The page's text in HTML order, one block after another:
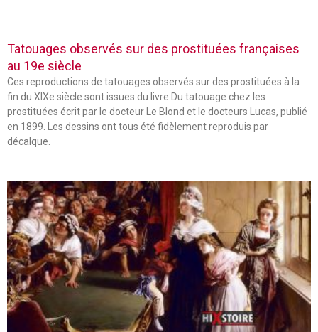
Tatouages observés sur des prostituées françaises
au 19e siècle
Ces reproductions de tatouages observés sur des prostituées à la
fin du XIXe siècle sont issues du livre Du tatouage chez les
prostituées écrit par le docteur Le Blond et le docteurs Lucas, publié
en 1899. Les dessins ont tous été fidèlement reproduis par
décalque.